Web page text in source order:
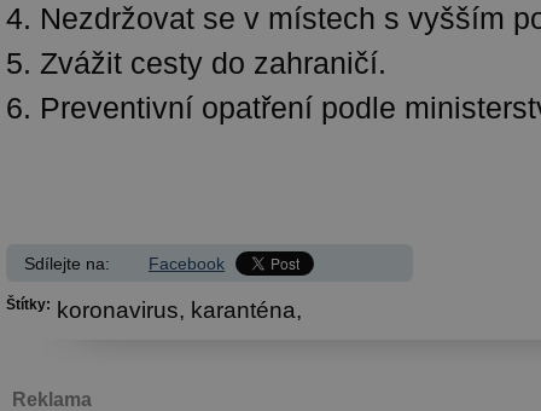
4. Nezdržovat se v místech s vyšším
5. Zvážit cesty do zahraničí.
6. Preventivní opatření podle
Sdílejte na: Facebook
Štítky: koronavirus, karanténa,
Reklama